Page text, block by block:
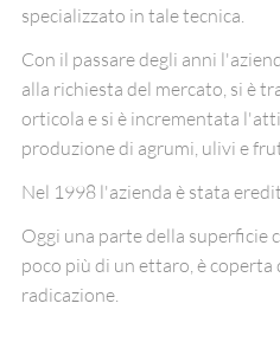
specializzato in tale tecnica.
Con il passare degli anni
alla richiesta del mercato, si è
orticola e si è incrementata
produzione di agrumi, ulivi e
Nel 1998 l'azienda è stata
Oggi una parte della superficie
poco più di un ettaro, è coperta
radicazione.